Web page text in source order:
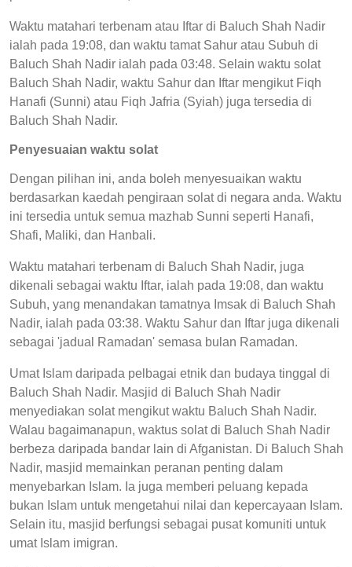
Waktu matahari terbenam atau Iftar di Baluch Shah Nadir
ialah pada 19:08, dan waktu tamat Sahur atau Subuh di
Baluch Shah Nadir ialah pada 03:48. Selain waktu solat
Baluch Shah Nadir, waktu Sahur dan Iftar mengikut Fiqh
Hanafi (Sunni) atau Fiqh Jafria (Syiah) juga tersedia di
Baluch Shah Nadir.
Penyesuaian waktu solat
Dengan pilihan ini, anda boleh menyesuaikan waktu
berdasarkan kaedah pengiraan solat di negara anda. Waktu
ini tersedia untuk semua mazhab Sunni seperti Hanafi,
Shafi, Maliki, dan Hanbali.
Waktu matahari terbenam di Baluch Shah Nadir, juga
dikenali sebagai waktu Iftar, ialah pada 19:08, dan waktu
Subuh, yang menandakan tamatnya Imsak di Baluch Shah
Nadir, ialah pada 03:38. Waktu Sahur dan Iftar juga dikenali
sebagai 'jadual Ramadan' semasa bulan Ramadan.
Umat Islam daripada pelbagai etnik dan budaya tinggal di
Baluch Shah Nadir. Masjid di Baluch Shah Nadir
menyediakan solat mengikut waktu Baluch Shah Nadir.
Walau bagaimanapun, waktus solat di Baluch Shah Nadir
berbeza daripada bandar lain di Afganistan. Di Baluch Shah
Nadir, masjid memainkan peranan penting dalam
menyebarkan Islam. Ia juga memberi peluang kepada
bukan Islam untuk mengetahui nilai dan kepercayaan Islam.
Selain itu, masjid berfungsi sebagai pusat komuniti untuk
umat Islam imigran.